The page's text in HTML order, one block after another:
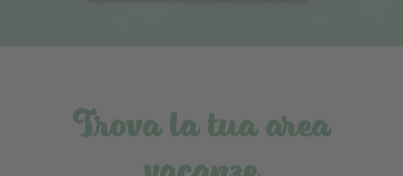
Trova la tua area